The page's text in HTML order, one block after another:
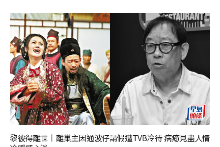
黎彼得離世丨離巢主因通波仔請假遭TVB冷待 病癒見盡人情